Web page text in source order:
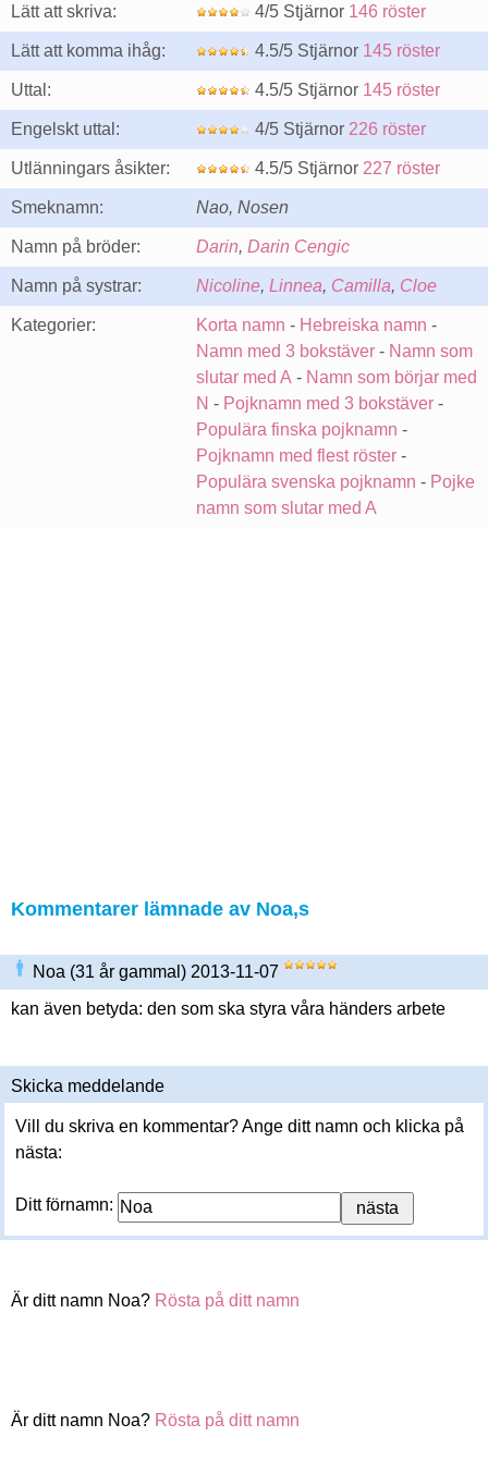
Lätt att skriva: 4/5 Stjärnor 146 röster
Lätt att komma ihåg: 4.5/5 Stjärnor 145 röster
Uttal: 4.5/5 Stjärnor 145 röster
Engelskt uttal: 4/5 Stjärnor 226 röster
Utlänningars åsikter: 4.5/5 Stjärnor 227 röster
Smeknamn: Nao, Nosen
Namn på bröder: Darin, Darin Cengic
Namn på systrar: Nicoline, Linnea, Camilla, Cloe
Kategorier: Korta namn - Hebreiska namn -
Namn med 3 bokstäver - Namn som
slutar med A - Namn som börjar med
N - Pojknamn med 3 bokstäver -
Populära finska pojknamn -
Pojknamn med flest röster -
Populära svenska pojknamn - Pojke
namn som slutar med A
Kommentarer lämnade av Noa,s
Noa (31 år gammal) 2013-11-07
kan även betyda: den som ska styra våra händers arbete
Skicka meddelande
Vill du skriva en kommentar? Ange ditt namn och klicka på
nästa:
Ditt förnamn:
Är ditt namn Noa? Rösta på ditt namn
Är ditt namn Noa? Rösta på ditt namn